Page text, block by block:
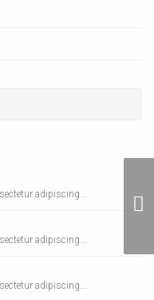
adipiscing...
adipiscing...
adipiscing...